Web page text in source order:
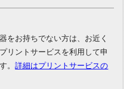
をお持ちでない方は、お近く
リントサービスを利用して申
。詳細はプリントサービスの